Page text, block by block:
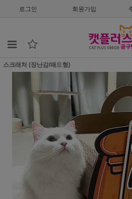
로그인 회원가입
스크래처 (장난감/패드형)